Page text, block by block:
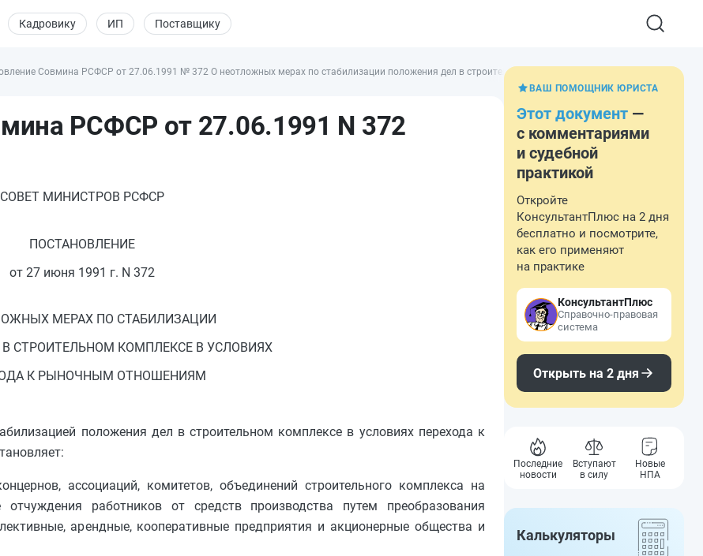
Кадровику ИП Поставщику
Совмина РСФСР от 27.06.1991 № 372 О неотложных мерах по стабилизации положения дел в строительном комплексе в условиях перехода к
РСФСР от 27.06.1991 N 372
СОВЕТ МИНИСТРОВ РСФСР
ПОСТАНОВЛЕНИЕ
от 27 июня 1991 г. N 372
МЕРАХ ПО СТАБИЛИЗАЦИИ
СТРОИТЕЛЬНОМ КОМПЛЕКСЕ В УСЛОВИЯХ
К РЫНОЧНЫМ ОТНОШЕНИЯМ
положения дел в строительном комплексе в условиях перехода к
ассоциаций, комитетов, объединений строительного комплекса на
работников от средств производства путем преобразования
арендные, кооперативные предприятия и акционерные общества и
ВАШ ПОМОЩНИК ЮРИСТА
Этот документ —
с комментариями
и судебной
практикой
Откройте
КонсультантПлюс на 2 дня
бесплатно и посмотрите,
как его применяют
на практике
КонсультантПлюс
Справочно-правовая
система
Открыть на 2 дня
Последние
новости
Вступают
в силу
Новые
НПА
Калькуляторы